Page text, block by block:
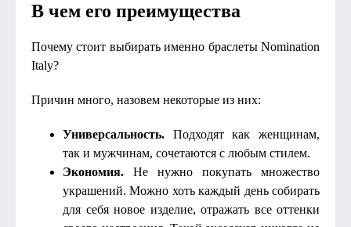
В чем его преимущества
Почему стоит выбирать именно браслеты Nomination
Italy?
Причин много, назовем некоторые из них:
Универсальность. Подходят как женщинам,
так и мужчинам, сочетаются с любым стилем.
Экономия. Не нужно покупать множество
украшений. Можно хоть каждый день собирать
для себя новое изделие, отражать все оттенки